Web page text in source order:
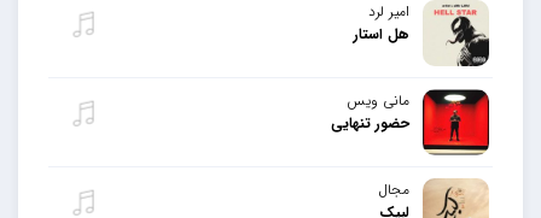
امیر لرد
هل استار
مانی ویس
حضور تنهایی
مجال
لبیک